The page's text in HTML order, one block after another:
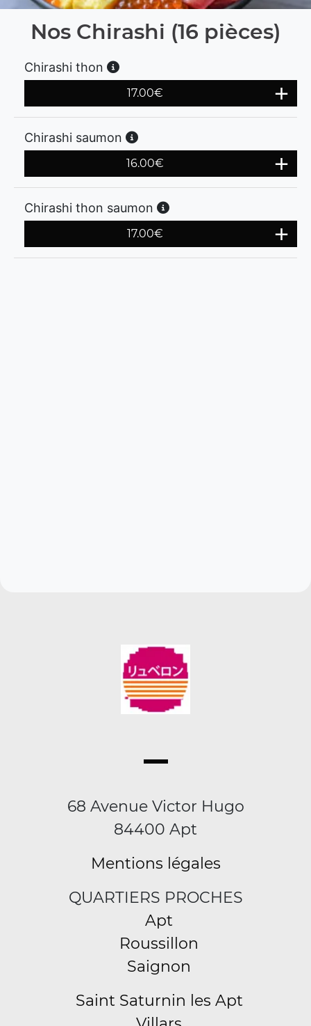
Nos Chirashi (16 pièces)
Chirashi thon
17.00€
Chirashi saumon
16.00€
Chirashi thon saumon
17.00€
68 Avenue Victor Hugo
84400 Apt
Mentions légales
QUARTIERS PROCHES
Apt
Roussillon
Saignon
Saint Saturnin les Apt